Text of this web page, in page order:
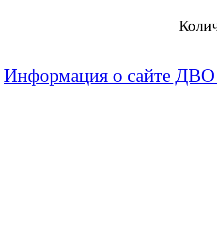
Информация о сайте